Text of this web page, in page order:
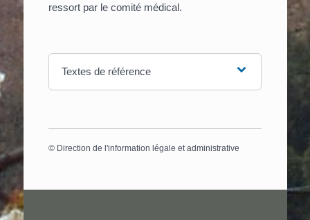
ressort par le comité médical.
Textes de référence
© Direction de l'information légale et administrative